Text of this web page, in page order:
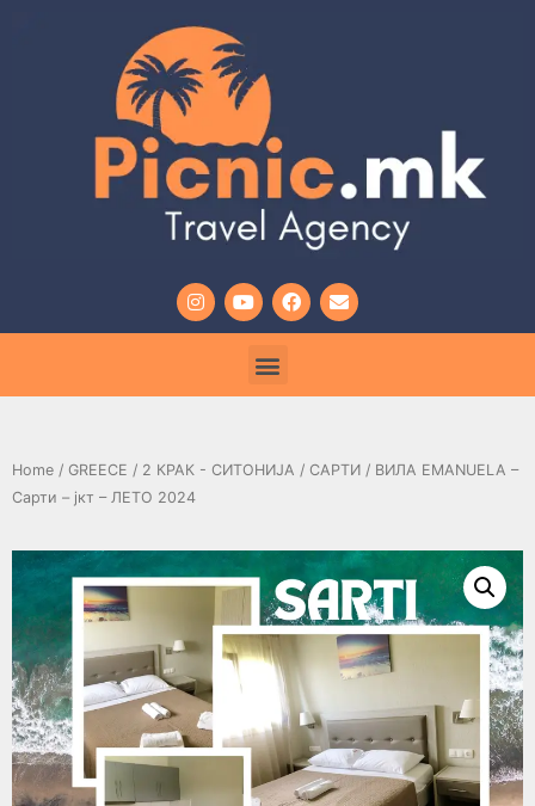
Home / GREECE / 2 КРАК - СИТОНИЈА / САРТИ / ВИЛА EMANUELA –
Сарти – јкт – ЛЕТО 2024